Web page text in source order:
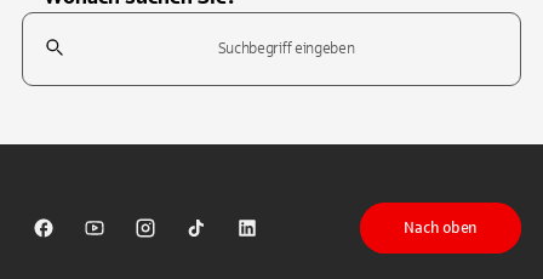
Suchfeld
Sparkasse auf Facebook
Sparkasse auf Youtube
Sparkasse auf Instagram
Sparkasse auf TikTok
Sparkasse auf LinkedIn
Nach oben